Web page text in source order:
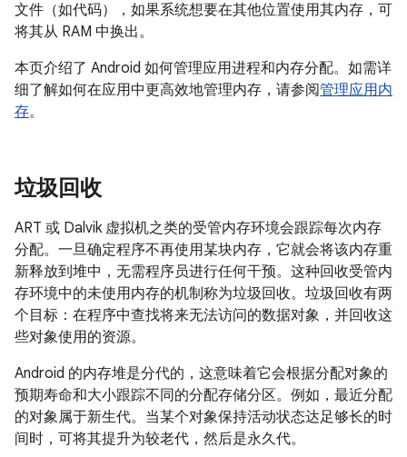
文件（如代码），如果系统想要在其他位置使用其内存，可
将其从 RAM 中换出。
本页介绍了 Android 如何管理应用进程和内存分配。如需详
细了解如何在应用中更高效地管理内存，请参阅管理应用内
存。
垃圾回收
ART 或 Dalvik 虚拟机之类的受管内存环境会跟踪每次内存
分配。一旦确定程序不再使用某块内存，它就会将该内存重
新释放到堆中，无需程序员进行任何干预。这种回收受管内
存环境中的未使用内存的机制称为垃圾回收。垃圾回收有两
个目标：在程序中查找将来无法访问的数据对象，并回收这
些对象使用的资源。
Android 的内存堆是分代的，这意味着它会根据分配对象的
预期寿命和大小跟踪不同的分配存储分区。例如，最近分配
的对象属于新生代。当某个对象保持活动状态达足够长的时
间时，可将其提升为较老代，然后是永久代。